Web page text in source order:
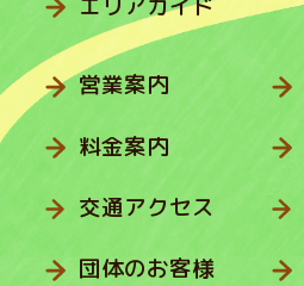
営業案内
料金案内
交通アクセス
団体のお客様